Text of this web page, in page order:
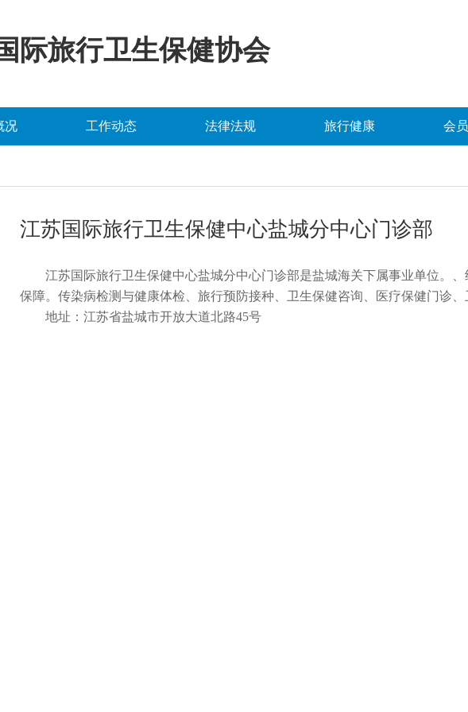
际旅行卫生保健协会
况 工作动态 法律法规 旅行健康 会
江苏国际旅行卫生保健中心盐城分中心门诊部
江苏国际旅行卫生保健中心盐城分中心门诊部是盐城海关下属事业单位。
保障。传染病检测与健康体检、旅行预防接种、卫生保健咨询、医疗保健门诊、
地址：江苏省盐城市开放大道北路45号